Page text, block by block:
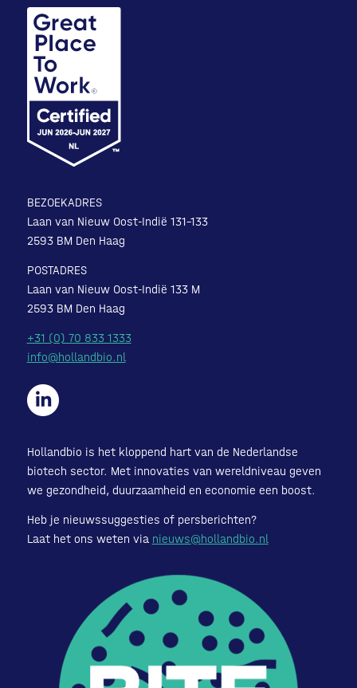
BEZOEKADRES
Laan van Nieuw Oost-Indië 131-133
2593 BM Den Haag
POSTADRES
Laan van Nieuw Oost-Indië 133 M
2593 BM Den Haag
+31 (0) 70 833 1333
info@hollandbio.nl
Hollandbio is het kloppend hart van de Nederlandse
biotech sector. Met innovaties van wereldniveau geven
we gezondheid, duurzaamheid en economie een boost.
Heb je nieuwssuggesties of persberichten?
Laat het ons weten via nieuws@hollandbio.nl